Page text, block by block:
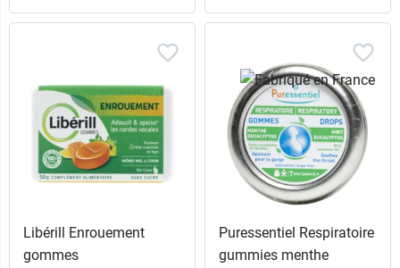
Libérill Enrouement
gommes
Puressentiel Respiratoire
gummies menthe